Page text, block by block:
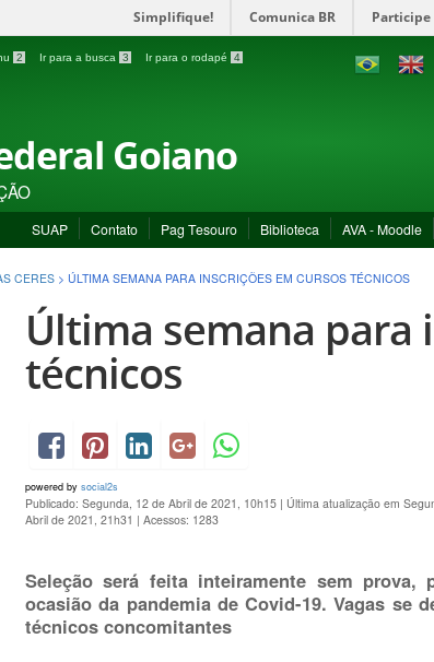
Simplifique! Comunica BR Participe
2 Ir para a busca 3 Ir para o rodapé 4
Goiano
SUAP Contato Pag Tesouro Biblioteca AVA - Moodle
CERES > ÚLTIMA SEMANA PARA INSCRIÇÕES EM CURSOS TÉCNICOS
Última semana para
técnicos
powered by social2s
Publicado: Segunda, 12 de Abril de 2021, 10h15 | Última atualização em
Abril de 2021, 21h31 | Acessos: 1283
Seleção será feita inteiramente sem
ocasião da pandemia de Covid-19. Vagas se
técnicos concomitantes